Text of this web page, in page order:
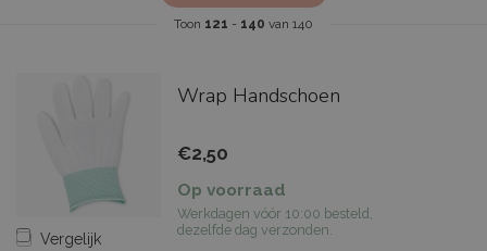
Toon 121 - 140 van 140
Vergelijk
Wrap Handschoen
€2,50
Op voorraad
Werkdagen vóór 10:00 besteld,
dezelfde dag verzonden.